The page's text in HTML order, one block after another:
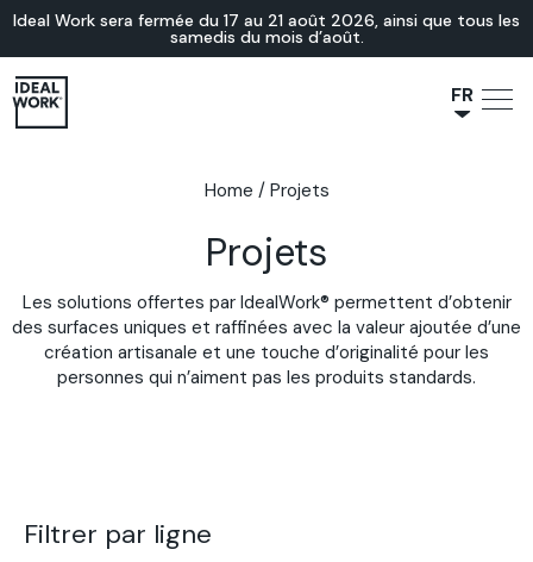
Ideal Work sera fermée du 17 au 21 août 2026, ainsi que tous les
samedis du mois d’août.
FR
DE
Home / Projets
Projets
Les solutions offertes par IdealWork® permettent d’obtenir
des surfaces uniques et raffinées avec la valeur ajoutée d’une
création artisanale et une touche d’originalité pour les
personnes qui n’aiment pas les produits standards.
Filtrer par ligne